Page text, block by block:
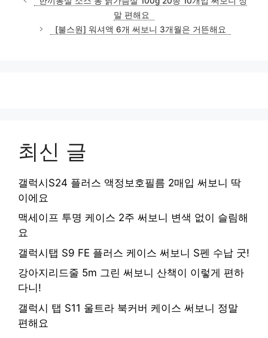
말 편해요
[불스원] 워셔액 6개 써보니 3개월은 거뜬해요
최신 글
갤럭시S24 플러스 액정보호필름 2매입 써보니 딱
이에요
맥세이프 투명 케이스 2주 써보니 변색 없이 슬림해
요
갤럭시탭 S9 FE 플러스 케이스 써보니 S펜 수납 굿!
강아지리드줄 5m 그린 써보니 산책이 이렇게 편하
다니!
갤럭시 탭 S11 울트라 북커버 케이스 써보니 정말
편해요